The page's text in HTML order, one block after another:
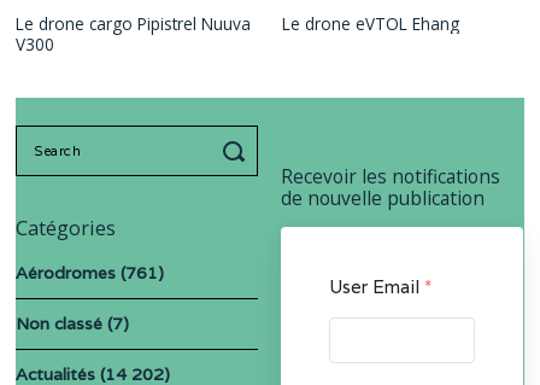
Le drone cargo Pipistrel Nuuva
V300
Le drone eVTOL Ehang
Recevoir les notifications
de nouvelle publication
User Email *
Catégories
Aérodromes (761)
Non classé (7)
Actualités (14 202)